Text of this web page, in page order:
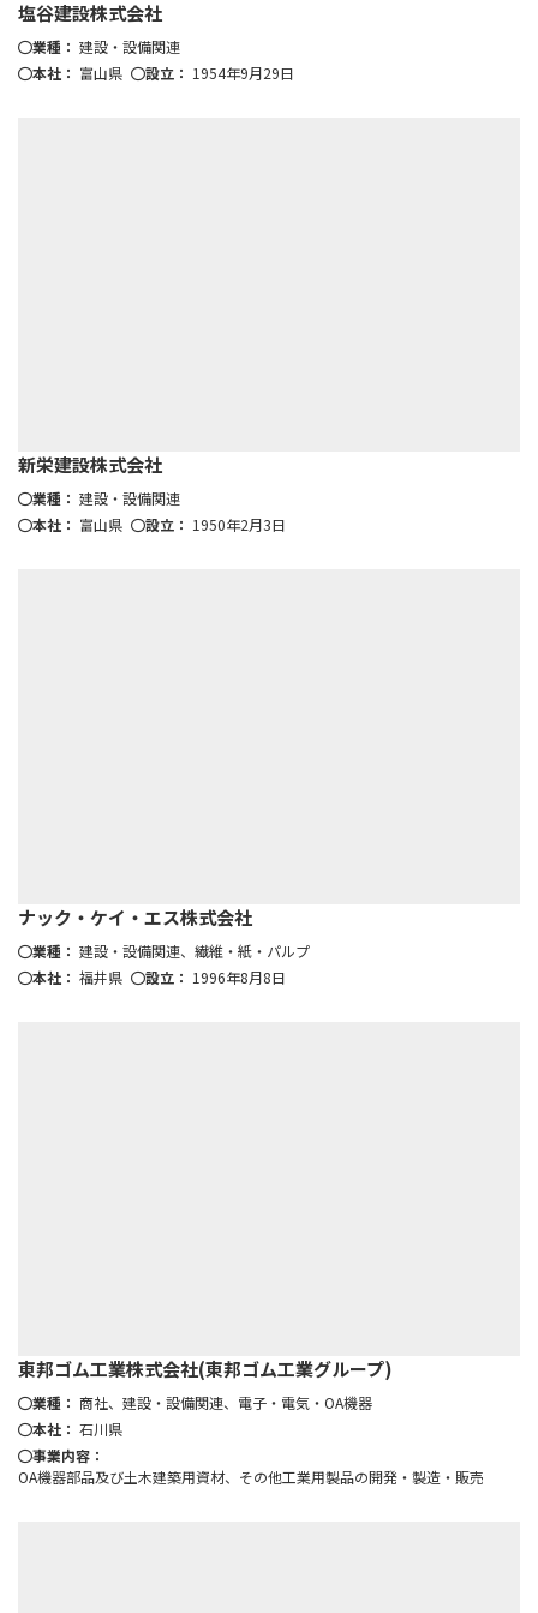
塩谷建設株式会社
業種： 建設・設備関連
本社： 富山県 設立： 1954年9月29日
新栄建設株式会社
業種： 建設・設備関連
本社： 富山県 設立： 1950年2月3日
ナック・ケイ・エス株式会社
業種： 建設・設備関連、繊維・紙・パルプ
本社： 福井県 設立： 1996年8月8日
東邦ゴム工業株式会社(東邦ゴム工業グループ)
業種： 商社、建設・設備関連、電子・電気・OA機器
本社： 石川県
事業内容：
OA機器部品及び土木建築用資材、その他工業用製品の開発・製造・販売